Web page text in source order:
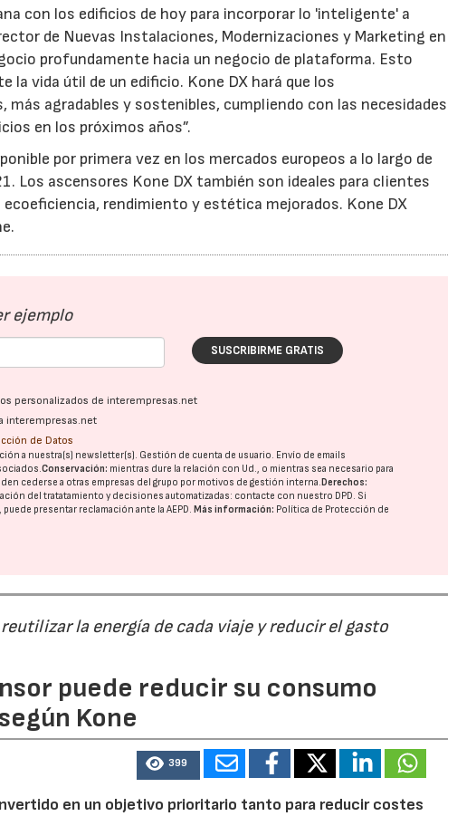
con los edificios de hoy para incorporar lo 'inteligente' a
de Nuevas Instalaciones, Modernizaciones y Marketing en
profundamente hacia un negocio de plataforma. Esto
vida útil de un edificio. Kone DX hará que los
agradables y sostenibles, cumpliendo con las necesidades
en los próximos años”.
por primera vez en los mercados europeos a lo largo de
Los ascensores Kone DX también son ideales para clientes
rendimiento y estética mejorados. Kone DX
ejemplo
SUSCRIBIRME GRATIS
personalizados de interempresas.net
interempresas.net
de Datos
a nuestra(s) newsletter(s). Gestión de cuenta de usuario. Envío de emails
Conservación: mientras dure la relación con Ud., o mientras sea necesario para
cederse a otras empresas del grupo por motivos de gestión interna. Derechos:
del tratatamiento y decisiones automatizadas: contacte con nuestro DPD. Si
puede presentar reclamación ante laAEPD. Más información: Política de Protección de
la energía de cada viaje y reducir el gasto
puede reducir su consumo
Kone
399
en un objetivo prioritario tanto para reducir costes